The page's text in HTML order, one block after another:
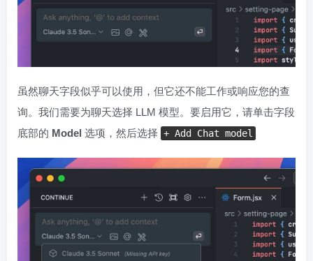
虽然聊天字段似乎可以使用，但它还不能工作或响应您的查
询。我们需要为聊天选择 LLM 模型。要启用它，请单击字段
底部的 Model 选项，然后选择 + Add Chat model